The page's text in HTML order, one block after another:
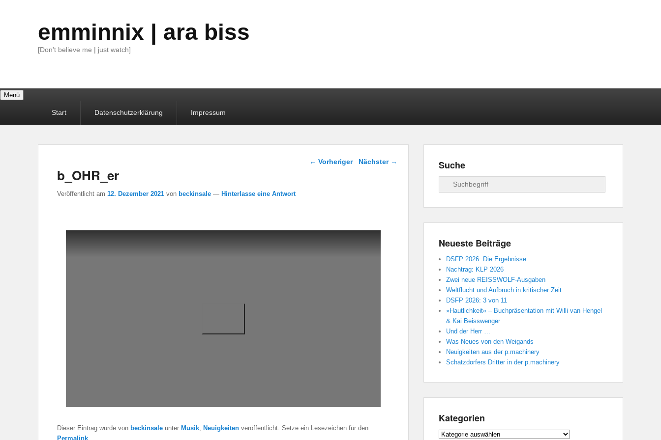
emminnix | ara biss
[Don't believe me | just watch]
Menü
Start Datenschutzerklärung Impressum
Beitragsnavigation
← Vorheriger Nächster →
b_OHR_er
Veröffentlicht am 12. Dezember 2021 von beckinsale — Hinterlasse eine Antwort
Dieser Eintrag wurde von beckinsale unter Musik Neuigkeiten veröffentlicht. Setze ein Lesezeichen für den
Permalink
Suche
Suchen
Neueste Beiträge
DSFP 2026: Die Ergebnisse
Nachtrag: KLP 2026
Zwei neue REISSWOLF-Ausgaben
Weltflucht und Aufbruch in kritischer Zeit
DSFP 2026: 3 von 11
»Hautlichkeit« – Buchpräsentation mit Willi van Hengel
& Kai Beisswenger
Und der Herr …
Was Neues von den Weigands
Neuigkeiten aus der p.machinery
Schatzdorfers Dritter in der p.machinery
Kategorien
Kategorien